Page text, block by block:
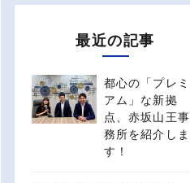
最近の記事
都心の「プレミ
アム」な新拠
点、赤坂山王事
務所を紹介しま
す！